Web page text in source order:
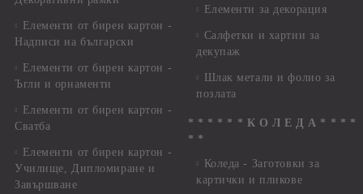
Елементи от бирен картон -
Надписи на български
Елементи от бирен картон -
Ъгли и орнаменти
Елементи от бирен картон -
Сватба
Елементи от бирен картон -
Училище, Дипломиране и
Завършване
Елементи за декорация
Салфетки и хартии за
декупаж
Шлак метали и фолио за
позлата
* * * * * * К О Л Е Д А * * * *
* *
Коледа - Заготовки за
картички и пликове